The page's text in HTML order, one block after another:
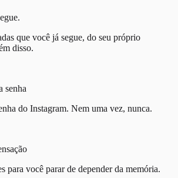
que você já segue, do seu próprio
disso.
senha
do Instagram. Nem uma vez, nunca.
para você parar de depender da memória.